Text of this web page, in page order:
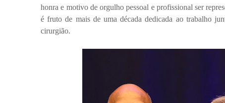
honra e motivo de orgulho pessoal e profissional ser
é fruto de mais de uma década dedicada ao trabalho
cirurgião.